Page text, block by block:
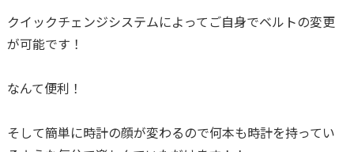
クイックチェンジシステムによってご自身でベルトの変更
が可能です！
なんて便利！
そして簡単に時計の顔が変わるので何本も時計を持ってい